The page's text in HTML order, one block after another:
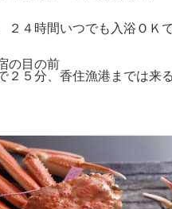
２４時間いつでも入浴ＯＫで
の目の前
２５分、香住漁港までは来